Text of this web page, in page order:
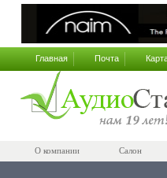
Главная Почта
О компании Салон